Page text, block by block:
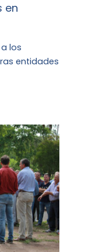
en
los
entidades